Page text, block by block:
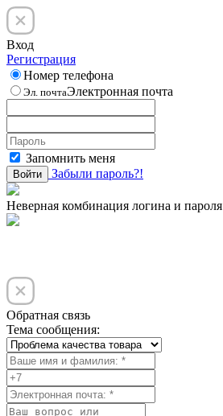
Вход
Регистрация
Номер телефона
Эл. почтаЭлектронная почта
Запомнить меня
Войти Забыли пароль?!
Неверная комбинация логина и пароля
Обратная связь
Тема сообщения: